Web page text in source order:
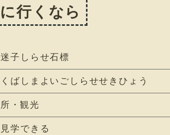
行くなら
子しらせ石標
ばしまよいごしらせせきひょう
・観光
学できる